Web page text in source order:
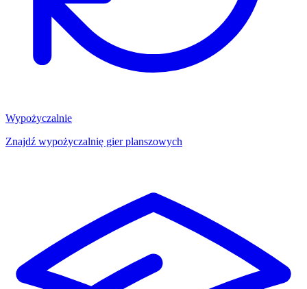
Wypożyczalnie
Znajdź wypożyczalnię gier planszowych